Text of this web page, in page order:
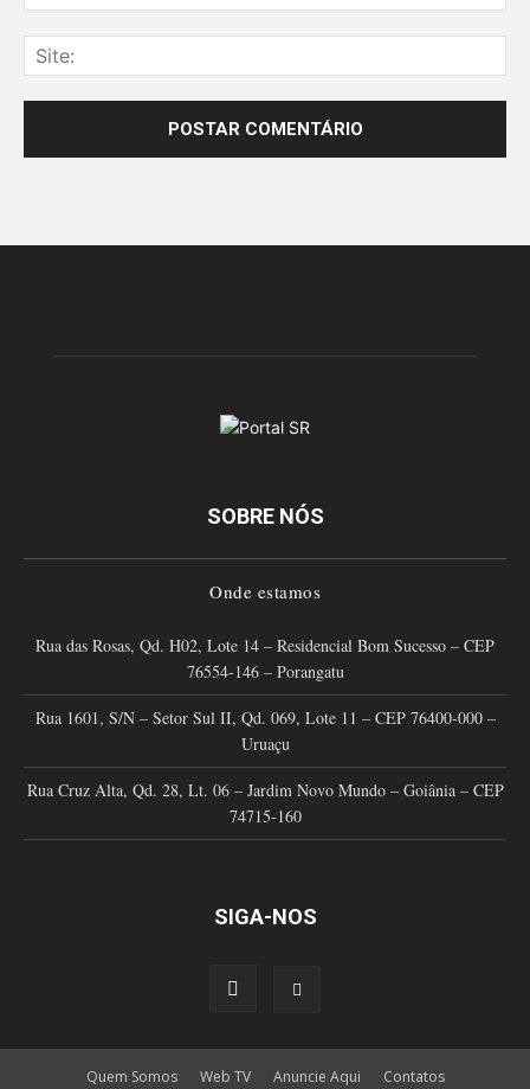
SOBRE NÓS
Onde estamos
Rua das Rosas, Qd. H02, Lote 14 – Residencial Bom Sucesso – CEP
76554-146 – Porangatu
Rua 1601, S/N – Setor Sul II, Qd. 069, Lote 11 – CEP 76400-000 –
Uruaçu
Rua Cruz Alta, Qd. 28, Lt. 06 – Jardim Novo Mundo – Goiânia – CEP
74715-160
SIGA-NOS
Quem Somos Web TV Anuncie Aqui Contatos